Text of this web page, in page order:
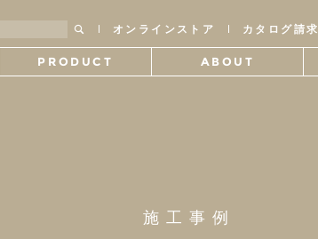
オンラインストア カタログ請求
PRODUCT ABOUT
施工事例